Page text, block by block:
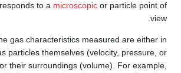
to a microscopic or particle point of
view.
gas characteristics measured are either in
particles themselves (velocity, pressure, or
their surroundings (volume). For example,